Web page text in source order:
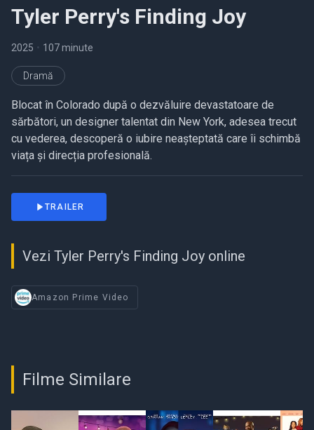
Tyler Perry's Finding Joy
2025 • 107 minute
Dramă
Blocat în Colorado după o dezvăluire devastatoare de
sărbători, un designer talentat din New York, adesea trecut
cu vederea, descoperă o iubire neașteptată care îi schimbă
viața și direcția profesională.
TRAILER
Vezi Tyler Perry's Finding Joy online
Amazon Prime Video
Filme Similare